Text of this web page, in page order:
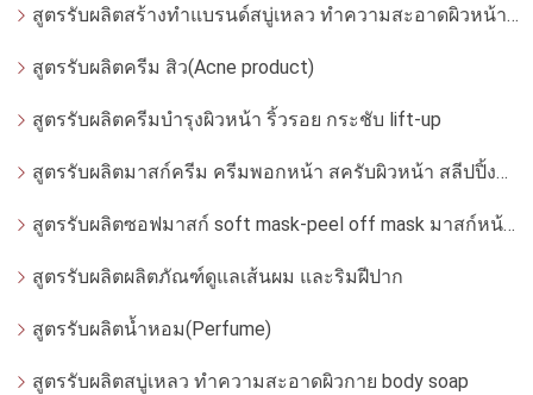
สูตรรับผลิตสร้างทำแบรนด์สบู่เหลว ทำความสะอาดผิวหน้า โฟมล้างหน้า
สูตรรับผลิตครีม สิว(Acne product)
สูตรรับผลิตครีมบำรุงผิวหน้า ริ้วรอย กระชับ lift-up
สูตรรับผลิตมาสก์ครีม ครีมพอกหน้า สครับผิวหน้า สลีปปิ้งมาสก์
สูตรรับผลิตซอฟมาสก์ soft mask-peel off mask มาสก์หน้ากากอ่อน
สูตรรับผลิตผลิตภัณฑ์ดูแลเส้นผม และริมฝีปาก
สูตรรับผลิตน้ำหอม(Perfume)
สูตรรับผลิตสบู่เหลว ทำความสะอาดผิวกาย body soap